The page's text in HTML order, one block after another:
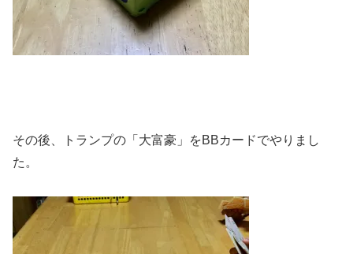
その後、トランプの「大富豪」をBBカードでやりまし
た。